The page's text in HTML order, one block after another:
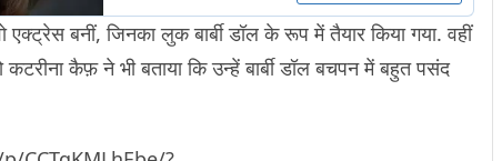
बनीं, जिनका लुक बार्बी डॉल के रूप में तैयार किया गया. वहीं
कैफ़ ने भी बताया कि उन्हें बार्बी डॉल बचपन में बहुत पसंद